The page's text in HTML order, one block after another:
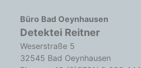
Büro Bad Oeynhausen
Detektei Reitner
Weserstraße 5
32545 Bad Oeynhausen